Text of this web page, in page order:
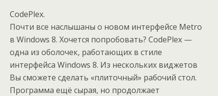
CodePlex.
Почти все наслышаны о новом интерфейсе Metro
в Windows 8. Хочется попробовать? CodePlex —
одна из оболочек, работающих в стиле
интерфейса Windows 8. Из нескольких виджетов
Вы сможете сделать «плиточный» рабочий стол.
Программа ещё сырая, но продолжает